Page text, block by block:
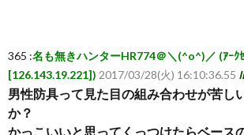
365 :名も無きハンターHR774＠＼(^o^)／ (ｱｰｸ
[126.143.19.221]) 2017/03/28(火) 16:10:36.55
男性防具って見た目の組み合わせが苦し
か？
かっこいいと思ってくっつけたらベース